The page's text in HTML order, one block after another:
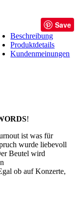
Save
Beschreibung
Produktdetails
Kundenmeinungen
!
ist was für
wurde liebevoll
Beutel wird
ob auf Konzerte,